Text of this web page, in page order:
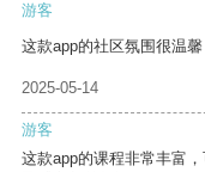
游客
这款app的社区氛围很温
2025-05-14
游客
这款app的课程非常丰富